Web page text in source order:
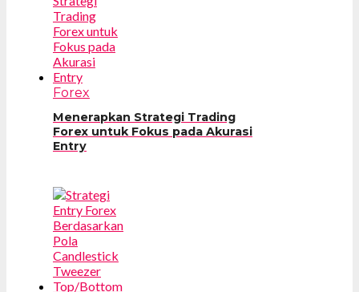
Forex
Menerapkan Strategi Trading
Forex untuk Fokus pada Akurasi
Entry